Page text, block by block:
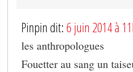
Pinpin dit: 6 juin 2014 à
les anthropologues
Fouetter au sang un